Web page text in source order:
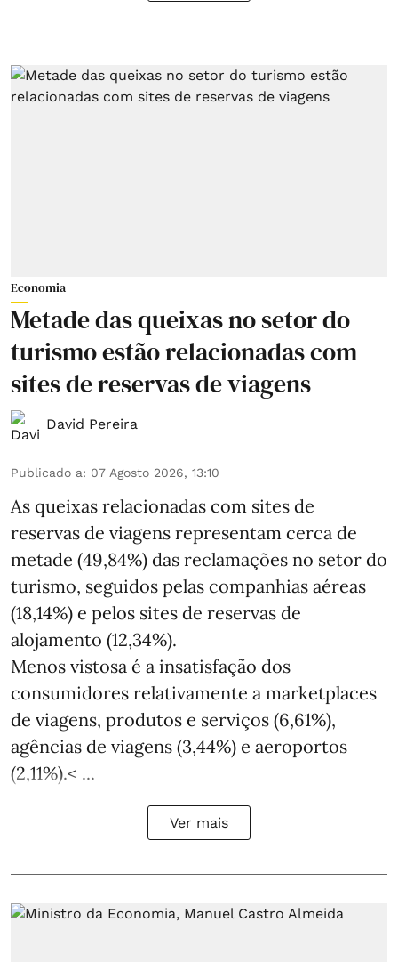
Economia
Metade das queixas no setor do
turismo estão relacionadas com
sites de reservas de viagens
David Pereira
Publicado a: 07 Agosto 2026, 13:10
As queixas relacionadas com sites de
reservas de viagens representam cerca de
metade (49,84%) das reclamações no setor do
turismo, seguidos pelas companhias aéreas
(18,14%) e pelos sites de reservas de
alojamento (12,34%).
Menos vistosa é a insatisfação dos
consumidores relativamente a marketplaces
de viagens, produtos e serviços (6,61%),
agências de viagens (3,44%) e aeroportos
(2,11%).< ...
Ver mais